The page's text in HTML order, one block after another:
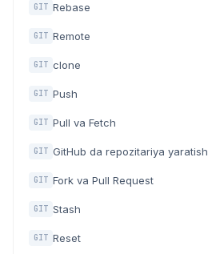
GIT Rebase
GIT Remote
GIT clone
GIT Push
GIT Pull va Fetch
GIT GitHub da repozitariya yaratish
GIT Fork va Pull Request
GIT Stash
GIT Reset